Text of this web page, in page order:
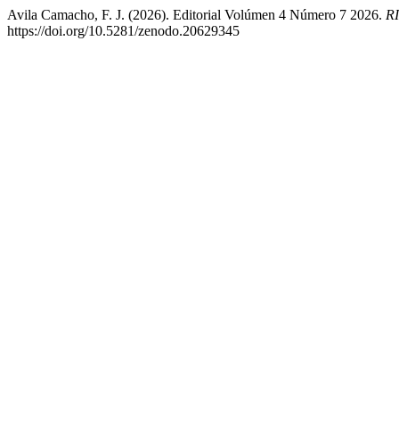
Avila Camacho, F. J. (2026). Editorial Volúmen 4 Número 7 2026.
https://doi.org/10.5281/zenodo.20629345